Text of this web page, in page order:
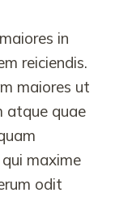
in
reiciendis.
maiores ut
atque quae
maxime
odit